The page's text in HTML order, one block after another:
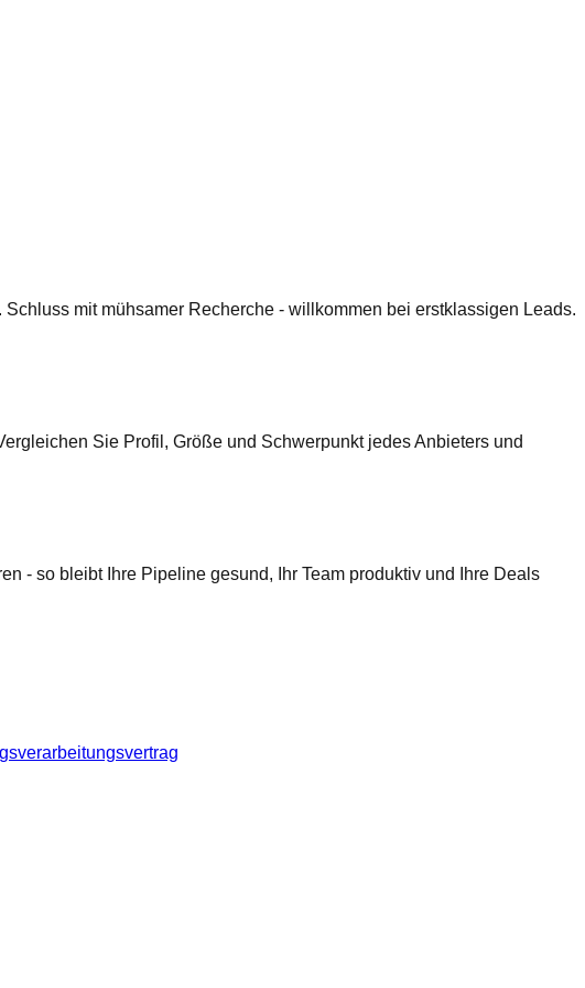
mit mühsamer Recherche - willkommen bei erstklassigen Leads.
Sie Profil, Größe und Schwerpunkt jedes Anbieters und
- so bleibt Ihre Pipeline gesund, Ihr Team produktiv und Ihre Deals